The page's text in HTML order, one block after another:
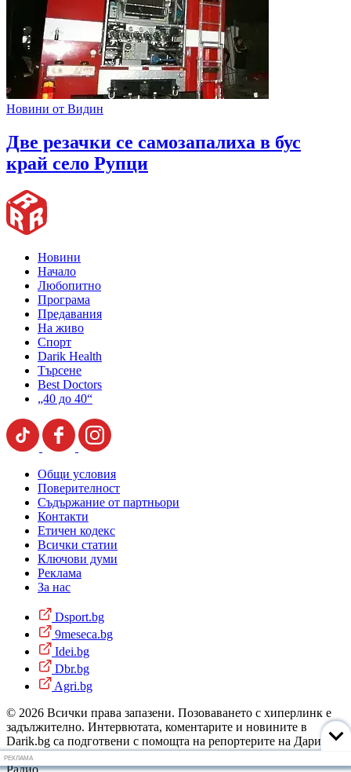
Новини от Видин
Две резачки се самозапалиха в бус
край село Рупци
Новини
Начало
Любопитно
Програма
Предавания
На живо
Спорт
Darik Health
Търсене
Best Doctors
„40 до 40“
Общи условия
Поверителност
Съдържание от партньори
Контакти
Етичен кодекс
Всички статии
Ключови думи
Реклама
За нас
Dsport.bg
9meseca.bg
Idei.bg
Dbr.bg
Agri.bg
© 2026 Всички права запазени. Позоваването с хиперлинк е
задължително. Интервютата, коментарите и новините в
Darik.bg са подготвени с помощта на репортерите на Дарик
Радио и новинарските емисии на радиото. Снимки: Дарик
Радио.
РЕКЛАМА